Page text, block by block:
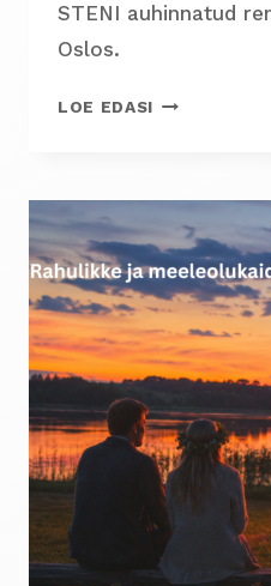
STENI auhinnatud
Oslos.
LOE EDASI STENI
ANDSID
OSLOS
1950NDATE
HOONELE
UUE
HINGAMISE